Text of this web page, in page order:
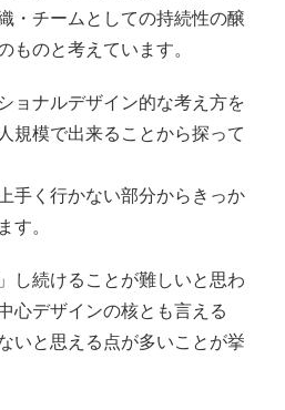
・チームとしての持続性の醸
ものと考えています。
ョナルデザイン的な考え方を
規模で出来ることから探って
手く行かない部分からきっか
。
し続けることが難しいと思わ
心デザインの核とも言える
いと思える点が多いことが挙